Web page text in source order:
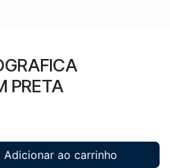
PRETA
Adicionar ao carrinho